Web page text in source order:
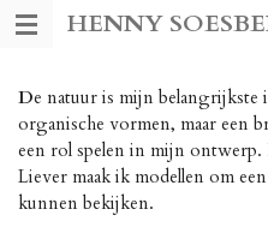
Ga
de
hoofdinhoud
HENNY
De natuur is mijn belangrijkste
organische vormen, maar een
een rol spelen in mijn ontwerp.
Liever maak ik modellen om
kunnen bekijken.